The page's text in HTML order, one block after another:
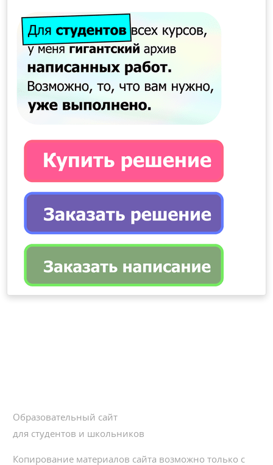
Образовательный сайт
для студентов и школьников
Копирование материалов сайта возможно только с